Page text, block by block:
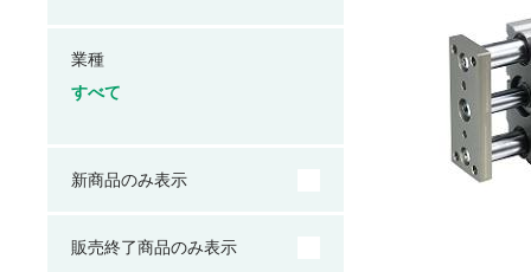
業種
すべて
新商品のみ表示
販売終了商品のみ表示